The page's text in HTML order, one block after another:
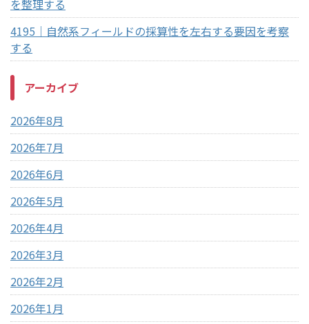
を整理する
4195｜自然系フィールドの採算性を左右する要因を考察
する
アーカイブ
2026年8月
2026年7月
2026年6月
2026年5月
2026年4月
2026年3月
2026年2月
2026年1月